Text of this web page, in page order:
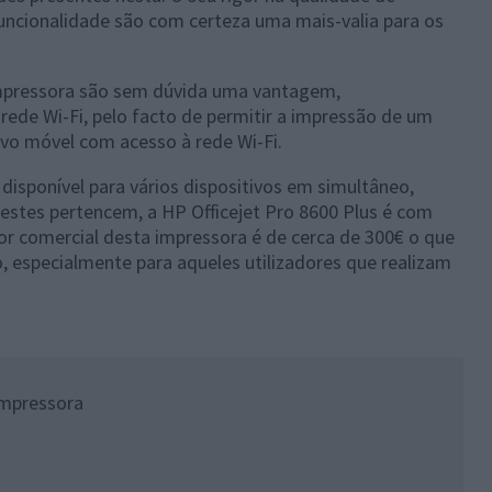
são com certeza uma mais-valia para os
são sem dúvida uma vantagem,
Wi-Fi, pelo facto de permitir a impressão de um
móvel com acesso à rede Wi-Fi.
para vários dispositivos em simultâneo,
pertencem, a HP Officejet Pro 8600 Plus é com
comercial desta impressora é de cerca de 300€ o que
para aqueles utilizadores que realizam